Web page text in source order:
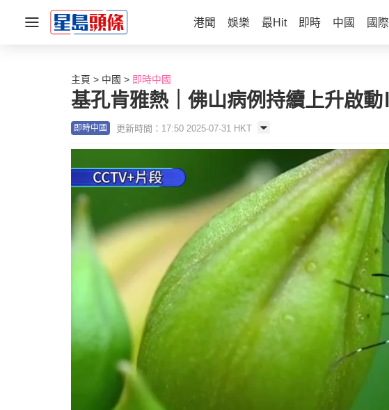
港聞 娛樂 最Hit 即時 中國 國際
主頁 中國 即時中國
基孔肯雅熱｜佛山病例持續上升啟
即時中國 更新時間：17:50 2025-07-31 HKT